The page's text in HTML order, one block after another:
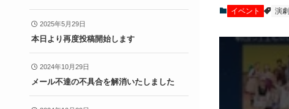
イベント 演劇
2025年5月29日
本日より再度投稿開始します
2024年10月29日
メール不達の不具合を解消いたしました